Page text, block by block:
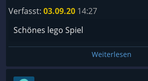
Verfasst: 03.09.20 14:27
Schönes lego Spiel
Weiterlesen